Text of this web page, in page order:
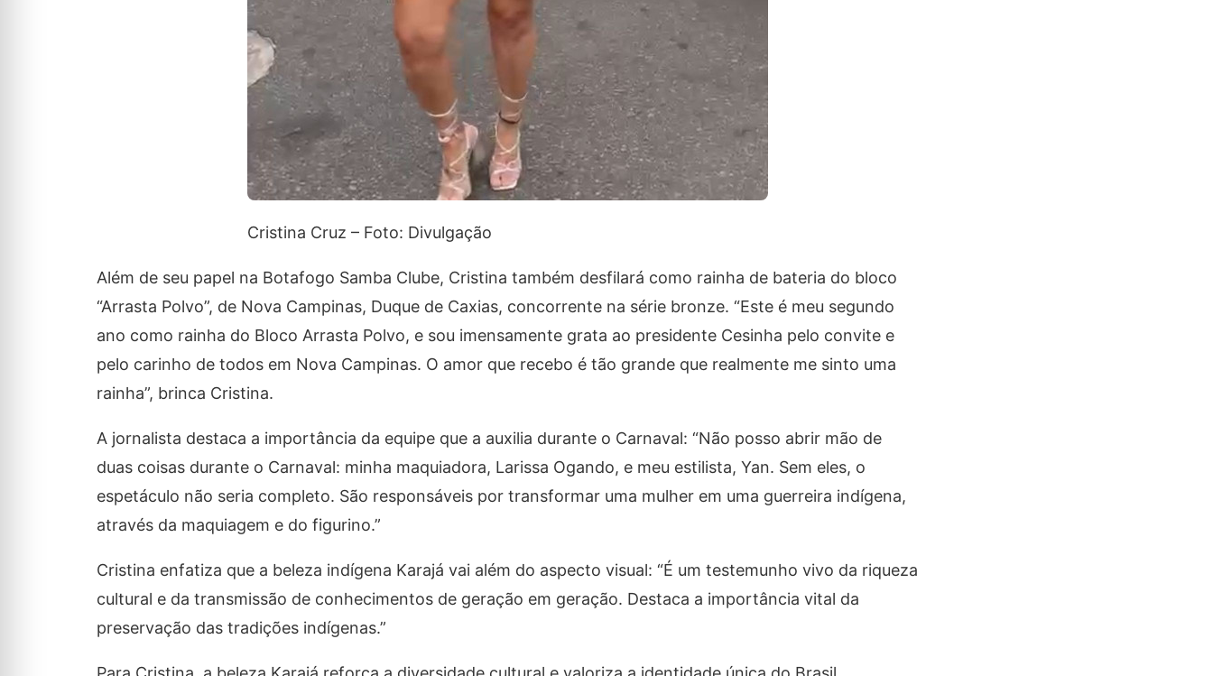
Cristina Cruz – Foto: Divulgação
Além de seu papel na Botafogo Samba Clube, Cristina também desfilará como rainha de bateria do bloco
“Arrasta Polvo”, de Nova Campinas, Duque de Caxias, concorrente na série bronze. “Este é meu segundo
ano como rainha do Bloco Arrasta Polvo, e sou imensamente grata ao presidente Cesinha pelo convite e
pelo carinho de todos em Nova Campinas. O amor que recebo é tão grande que realmente me sinto uma
rainha”, brinca Cristina.
A jornalista destaca a importância da equipe que a auxilia durante o Carnaval: “Não posso abrir mão de
duas coisas durante o Carnaval: minha maquiadora, Larissa Ogando, e meu estilista, Yan. Sem eles, o
espetáculo não seria completo. São responsáveis por transformar uma mulher em uma guerreira indígena,
através da maquiagem e do figurino.”
Cristina enfatiza que a beleza indígena Karajá vai além do aspecto visual: “É um testemunho vivo da riqueza
cultural e da transmissão de conhecimentos de geração em geração. Destaca a importância vital da
preservação das tradições indígenas.”